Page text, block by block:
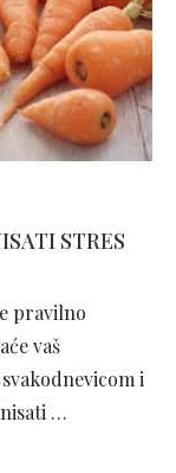
STRES
pravilno
vaš
i
…